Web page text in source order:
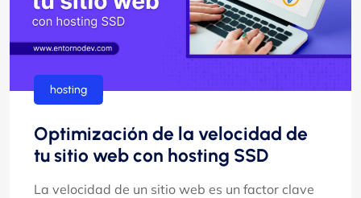
hosting
Optimización de la velocidad de
tu sitio web con hosting SSD
La velocidad de un sitio web es un factor clave